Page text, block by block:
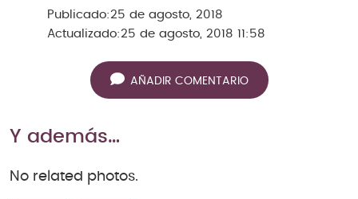
Publicado: 25 de agosto, 2018
Actualizado: 25 de agosto, 2018 11:58
AÑADIR COMENTARIO
Y además…
No related photos.